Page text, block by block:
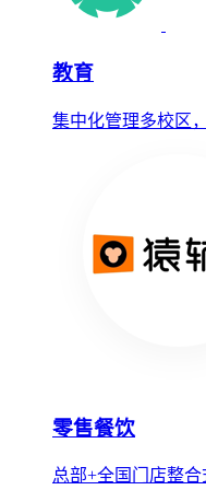
教育
集中化管理多校区
零售餐饮
总部+全国门店整